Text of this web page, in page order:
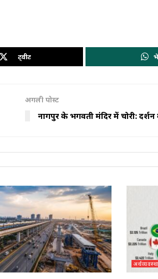
ट्वीट
अगली पोस्ट
नागपुर के भगवती मंदिर में चोरी:
अर्थव्यवस्था